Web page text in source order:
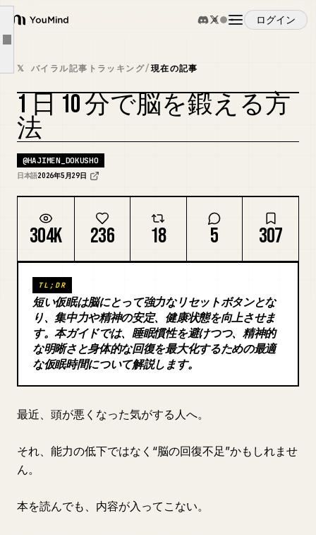
YouMind
ログイン
概要
ユースケース
スキル
プロンプト
料金
ダウンロード
ブログ
更新情報
Article outline
僕もよくやるのが、 6分だけ目を閉じる
「この内容は頭に入れておきたいな」
単純に睡眠不足で眠い という人もいます。
40分〜60分の昼寝
目的に合わせて、時間を選ぶ。
まとめ：昼寝は認知機能を高める強力
昼寝はサボりではありません。
頭を良くする人が、 こっそり使っている回復戦略です。
𝕏 バイラル記事トラッキング/現在の記事
1 日 10 分で脳を鍛える方
法
@HAJIMEN_DOKUSHO
日本語2026年5月29日
304K 236 18 5 307
TL;DR
短い仮眠は脳にとって強力なリセットボタンとな
り、集中力や精神の安定、健康状態を向上させま
す。本ガイドでは、睡眠慣性を避けつつ、精神的
な明晰さと身体的な回復を最大化するための最適
な仮眠時間について解説します。
最近、頭が悪くなった気がする人へ。
それ、能力の低下ではなく“脳の回復不足”かもしれませ
ん。
本を読んでも、内容が入ってこない。